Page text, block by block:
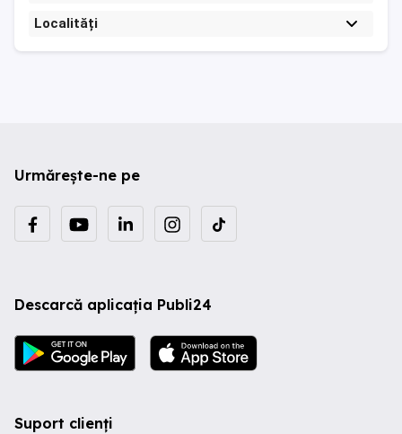
Localități
Urmărește-ne pe
Descarcă aplicația Publi24
Suport clienți